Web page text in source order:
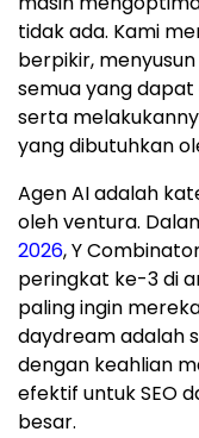
tidak ada. Kami
berpikir,
semua yang dapat
serta
yang dibutuhkan
Agen AI adalah
oleh ventura.
2026, Y
peringkat ke-3 di
paling ingin
daydream adalah
dengan keahlian
efektif untuk SEO
besar.